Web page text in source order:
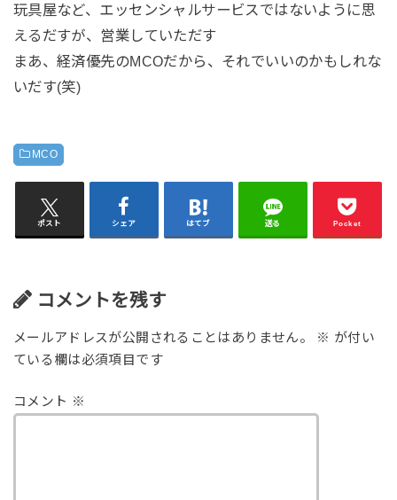
玩具屋など、エッセンシャルサービスではないように思
えるだすが、営業していただす
まあ、経済優先のMCOだから、それでいいのかもしれな
いだす(笑)
MCO
ポスト シェア はてブ 送る Pocket
コメントを残す
メールアドレスが公開されることはありません。 ※ が付い
ている欄は必須項目です
コメント ※